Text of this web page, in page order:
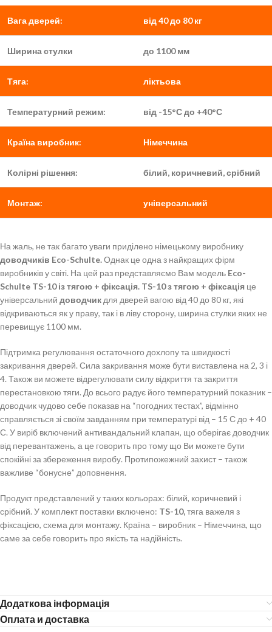
Вага дверей: від 40 до 80 кг
Ширина стулки до 1100 мм
Тяга: ліктьова
Температурний режим: від -15°С до +40°С
Країна виробник: Німеччина
Колірні рішення: білий, коричневий, срібний
Монтаж: універсальний
На жаль, не так багато уваги приділено німецькому виробнику
доводчиків Eco-Schulte.Однак це одна з найкращих фірм
виробників у світі. На цей раз представляємо Вам модель Eco-
Schulte TS-10 із тягою + фіксація. TS-10 з тягою + фіксація це
універсальний доводчик для дверей вагою від 40 до 80 кг, які
відкриваються як у праву, так і в ліву сторону, ширина стулки яких не
перевищує 1100 мм.
Підтримка регулювання остаточного дохлопу та швидкості
закривання дверей. Сила закривання може бути виставлена на 2, 3 і
4. Також ви можете відрегулювати силу відкриття та закриття
перестановкою тяги. До всього радує його температурний показник –
доводчик чудово себе показав на “погодних тестах”, відмінно
справляється зі своїм завданням при температурі від – 15 С до + 40
С. У виріб включений антивандальний клапан, що оберігає доводчик
від перевантажень, а це говорить про тому що Ви можете бути
спокійні за збереження виробу. Протипожежний захист – також
важливе “бонусне” доповнення.
Продукт представлений у таких кольорах: білий, коричневий і
срібний. У комплект поставки включено: TS-10,тяга важеля з
фіксацією, схема для монтажу. Країна – виробник – Німеччина, що
саме за себе говорить про якість та надійність.
Додаткова інформація
Оплата и доставка